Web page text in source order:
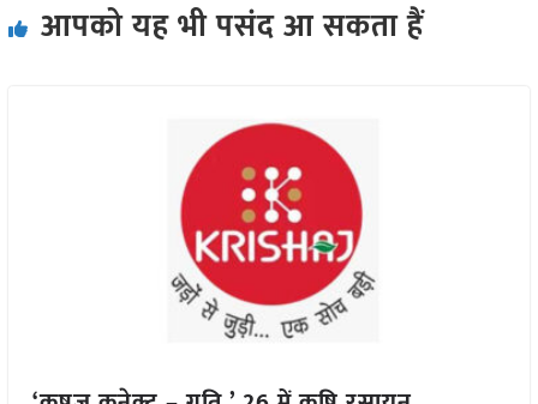
आपको यह भी पसंद आ सकता हैं